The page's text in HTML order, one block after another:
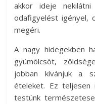
akkor ideje
odafigyelést igényel,
megéri.
A nagy hidegekben
gyümölcsöt,
jobban kívánjuk a
ételeket. Ez teljesen
testünk